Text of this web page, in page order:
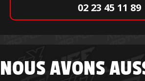
02 23 45 11 89
NOUS AVONS